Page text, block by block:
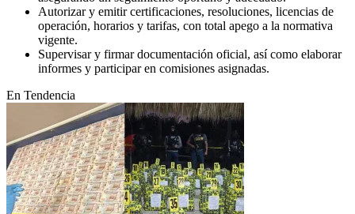
Autorizar y emitir certificaciones, resoluciones, licencias de
operación, horarios y tarifas, con total apego a la normativa
vigente.
Supervisar y firmar documentación oficial, así como elaborar
informes y participar en comisiones asignadas.
En Tendencia